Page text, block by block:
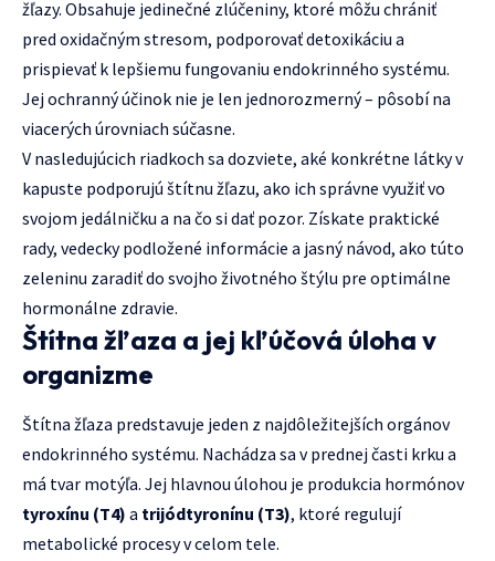
žľazy. Obsahuje jedinečné zlúčeniny, ktoré môžu chrániť
pred oxidačným stresom, podporovať detoxikáciu a
prispievať k lepšiemu fungovaniu endokrinného systému.
Jej ochranný účinok nie je len jednorozmerný – pôsobí na
viacerých úrovniach súčasne.
V nasledujúcich riadkoch sa dozviete, aké konkrétne látky v
kapuste podporujú štítnu žľazu, ako ich správne využiť vo
svojom jedálničku a na čo si dať pozor. Získate praktické
rady, vedecky podložené informácie a jasný návod, ako túto
zeleninu zaradiť do svojho životného štýlu pre optimálne
hormonálne zdravie.
Štítna žľaza a jej kľúčová úloha v
organizme
Štítna žľaza predstavuje jeden z najdôležitejších orgánov
endokrinného systému. Nachádza sa v prednej časti krku a
má tvar motýľa. Jej hlavnou úlohou je produkcia hormónov
tyroxínu (T4) a trijódtyronínu (T3), ktoré regulují
metabolické procesy v celom tele.